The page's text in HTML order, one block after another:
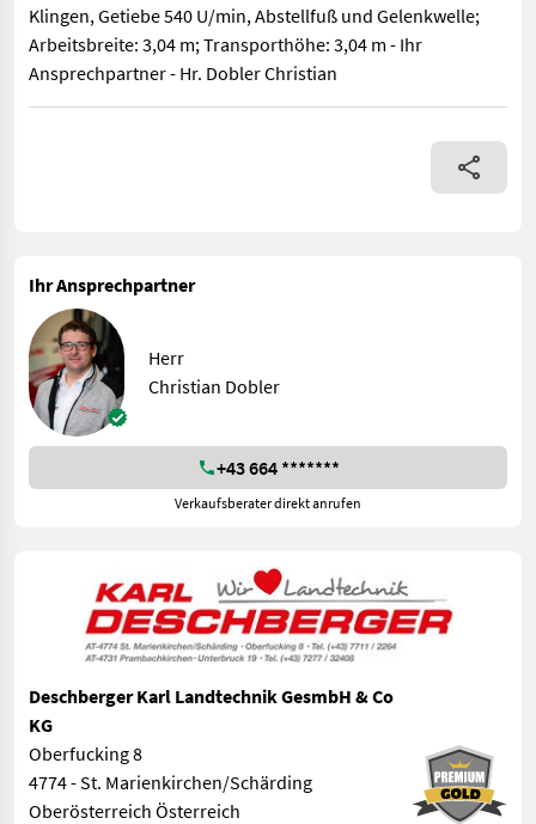
Klingen, Getiebe 540 U/min, Abstellfuß und Gelenkwelle;
Arbeitsbreite: 3,04 m; Transporthöhe: 3,04 m - Ihr
Ansprechpartner - Hr. Dobler Christian
Pöttinger NOVADISC 302 Heck-Scheibenmähwerk (BJ: 2026)
Ihr Ansprechpartner
Herr
Christian Dobler
+43 664 *******
Verkaufsberater direkt anrufen
Deschberger Karl Landtechnik GesmbH & Co
KG
Oberfucking 8
4774 - St. Marienkirchen/Schärding
Oberösterreich Österreich